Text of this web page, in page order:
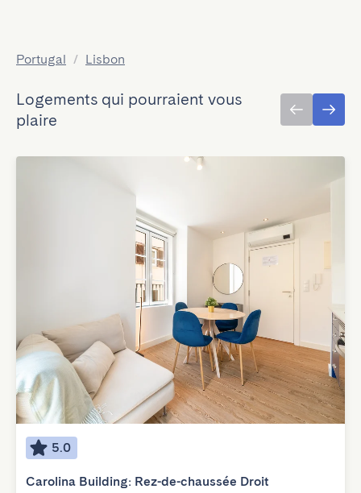
Portugal / Lisbon
Logements qui pourraient vous
plaire
5.0
Carolina Building: Rez-de-chaussée Droit